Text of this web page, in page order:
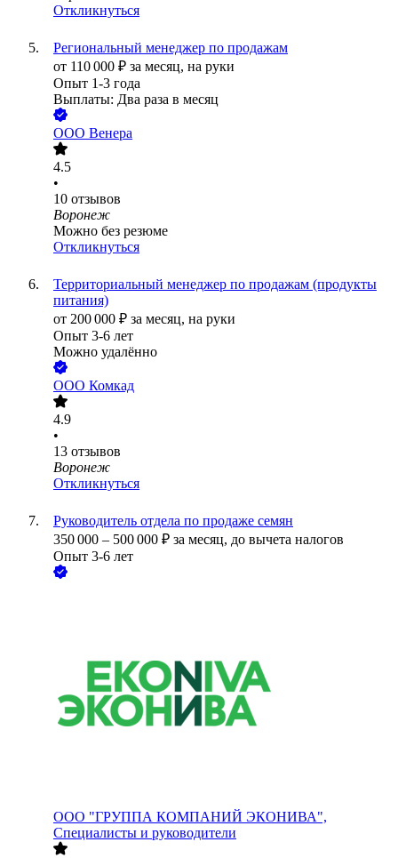
Откликнуться
Региональный менеджер по продажам
от 110 000 ₽ за месяц, на руки
Опыт 1-3 года
Выплаты: Два раза в месяц
ООО Венера
4.5
•
10 отзывов
Воронеж
Можно без резюме
Откликнуться
Территориальный менеджер по продажам (продукты
питания)
от 200 000 ₽ за месяц, на руки
Опыт 3-6 лет
Можно удалённо
ООО Комкад
4.9
•
13 отзывов
Воронеж
Откликнуться
Руководитель отдела по продаже семян
350 000 – 500 000 ₽ за месяц, до вычета налогов
Опыт 3-6 лет
ООО "ГРУППА КОМПАНИЙ ЭКОНИВА",
Специалисты и руководители